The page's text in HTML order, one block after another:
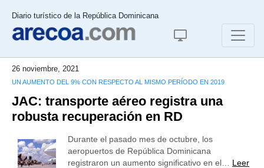
Diario turístico de la República Dominicana
26 noviembre, 2021
UN AUMENTO DEL 9% CON RESPECTO AL MISMO PERÍODO EN 2019
JAC: transporte aéreo registra una
robusta recuperación en RD
Durante el pasado mes de octubre, los
aeropuertos de República Dominicana
registraron un aumento significativo en el… Leer